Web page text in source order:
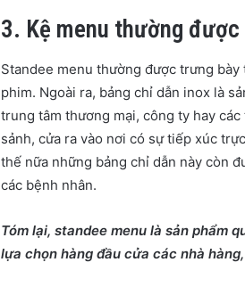
3. Kệ menu thường
Standee menu thường được trưng
phim. Ngoài ra, bảng chỉ dẫn inox là
trung tâm thương mại, công ty hay
sảnh, cửa ra vào nơi có sự tiếp xúc
thế nữa những bảng chỉ dẫn này còn
các bệnh nhân.
Tóm lại, standee menu là sản phẩm
lựa chọn hàng đầu cửa các nhà